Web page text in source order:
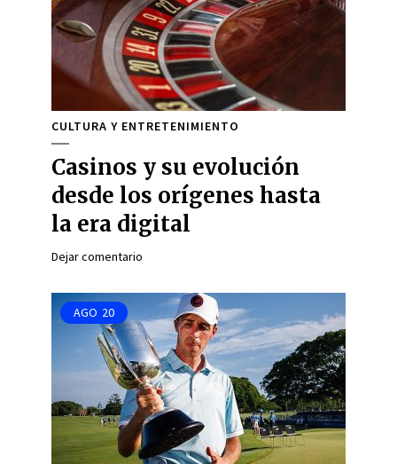
CULTURA Y ENTRETENIMIENTO
Casinos y su evolución
desde los orígenes hasta
la era digital
Dejar comentario
AGO 20